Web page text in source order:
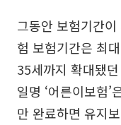
그동안 보험기간
험 보험기간은 최
35세까지 확대됐
일명 ‘어른이보험
만 완료하면 유지